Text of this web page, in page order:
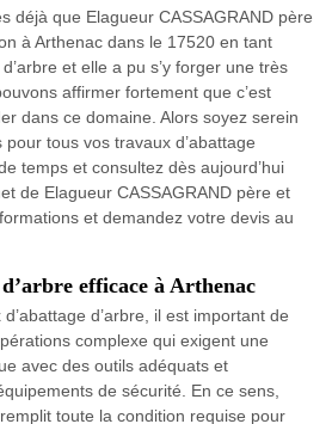
déjà que Elagueur CASSAGRAND père
à Arthenac dans le 17520 en tant
et elle a pu s’y forger une très
affirmer fortement que c’est
dans ce domaine. Alors soyez serein
tous vos travaux d’abattage
temps et consultez dès aujourd’hui
de Elagueur CASSAGRAND père et
et demandez votre devis au
efficace à Arthenac
d’arbre, il est important de
complexe qui exigent une
avec des outils adéquats et
de sécurité. En ce sens,
toute la condition requise pour